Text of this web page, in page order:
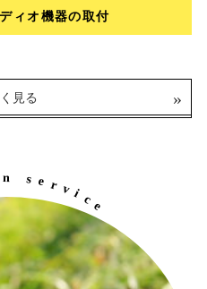
備・修理
見る
repair
ィオ機器の取付
見る
n s e rvice